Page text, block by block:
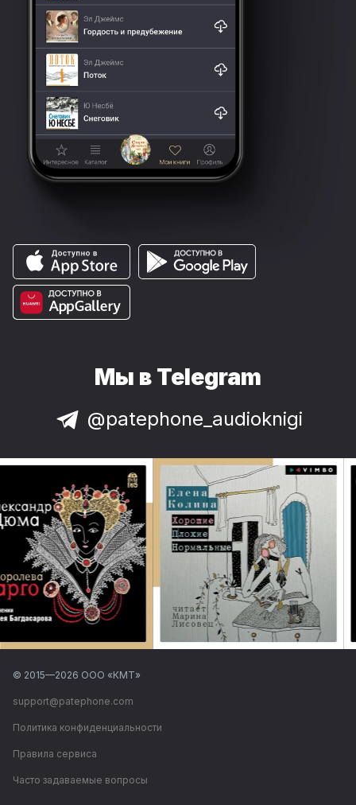
Мы в Telegram
@patephone_audioknigi
© 2015—2026 ООО «КМТ»
support@patephone.com
Политика конфиденциальности
Правила сервиса
Часто задаваемые вопросы